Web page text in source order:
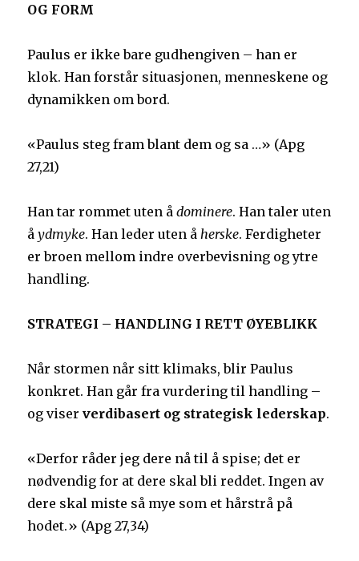
OG FORM
Paulus er ikke bare gudhengiven – han er
klok. Han forstår situasjonen, menneskene og
dynamikken om bord.
«Paulus steg fram blant dem og sa …» (Apg
27,21)
Han tar rommet uten ådominere. Han taler uten
åydmyke. Han leder uten å herske. Ferdigheter
er broen mellom indre overbevisning og ytre
handling.
STRATEGI – HANDLING I RETT ØYEBLIKK
Når stormen når sitt klimaks, blir Paulus
konkret. Han går fra vurdering til handling –
og viserverdibasert og strategisk lederskap.
«Derfor råder jeg dere nå til å spise; det er
nødvendig for at dere skal bli reddet. Ingen av
dere skal miste så mye som et hårstrå på
hodet.» (Apg 27,34)